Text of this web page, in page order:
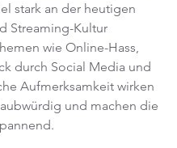
stark an der heutigen
Streaming-Kultur
wie Online-Hass,
durch Social Media und
Aufmerksamkeit wirken
und machen die